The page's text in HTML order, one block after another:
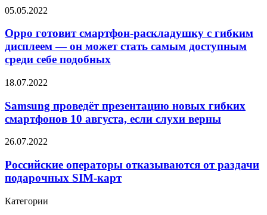
Гц
гибкими
превысят
30
млн
экземпляров
Oppo
смартфон-
раскладушку
с
гибким
он
стать
самым
доступным
среди
подобных
05.05.2022
Oppo готовит смартфон-раскладушку с гибким
дисплеем — он может стать самым доступным
среди себе подобных
Samsung
презентацию
новых
гибких
10
если
слухи
18.07.2022
Samsung проведёт презентацию новых гибких
смартфонов 10 августа, если слухи верны
Российские
отказываются
от
раздачи
SIM-
26.07.2022
Российские операторы отказываются от раздачи
подарочных SIM-карт
Категории